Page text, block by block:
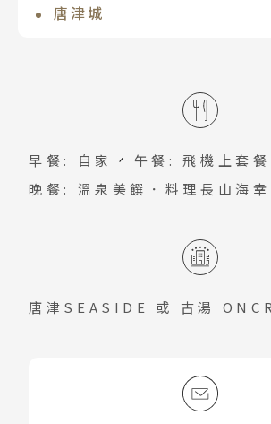
唐津城
寺澤廣高築造。城堡依山傍海
形似展翅的鶴，又稱「舞鶴城
築為昭和時期重建，內部設有
館，展示唐津的武士文化與城
可遠眺唐津灣與虹之松原的壯
唐津SEASIDE HOTEL
津灣與虹之松原的壯麗景色。
溫泉聞名，露天風呂讓旅客在
放鬆身心，享受寧靜療癒的時
浴場設備完善，溫泉水質優良
疲勞。絕佳的海景與溫泉體驗
隱身於群山之中，以歷史悠久
住宿環境，營造寧靜舒適的氛
早餐: 自家
午餐: 飛機上套餐
晚餐: 溫泉美饌．料理長山海幸
唐津SEASIDE 或 古湯